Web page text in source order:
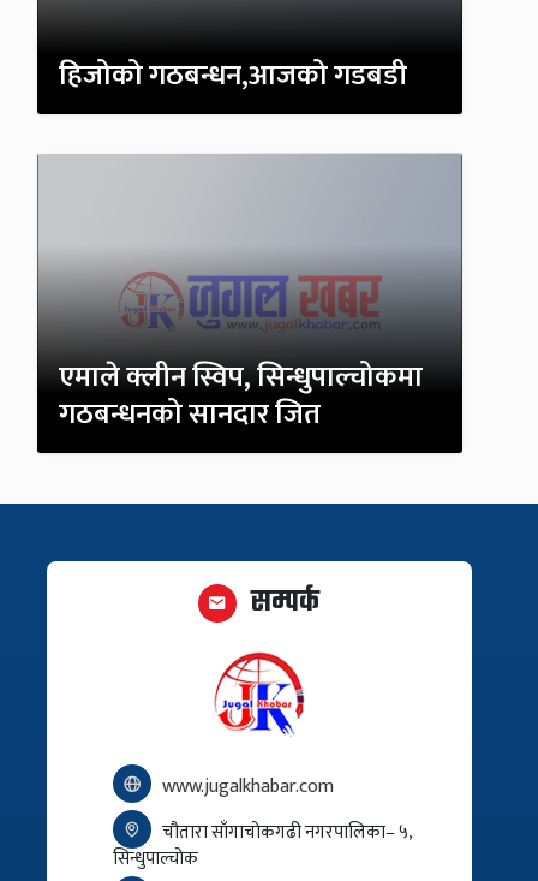
हिजोको गठबन्धन,आजको गडबडी
एमाले क्लीन स्विप, सिन्धुपाल्चोकमा
गठबन्धनको सानदार जित
सम्पर्क
www.jugalkhabar.com
चौतारा साँगाचोकगढी नगरपालिका– ५,
सिन्धुपाल्चोक